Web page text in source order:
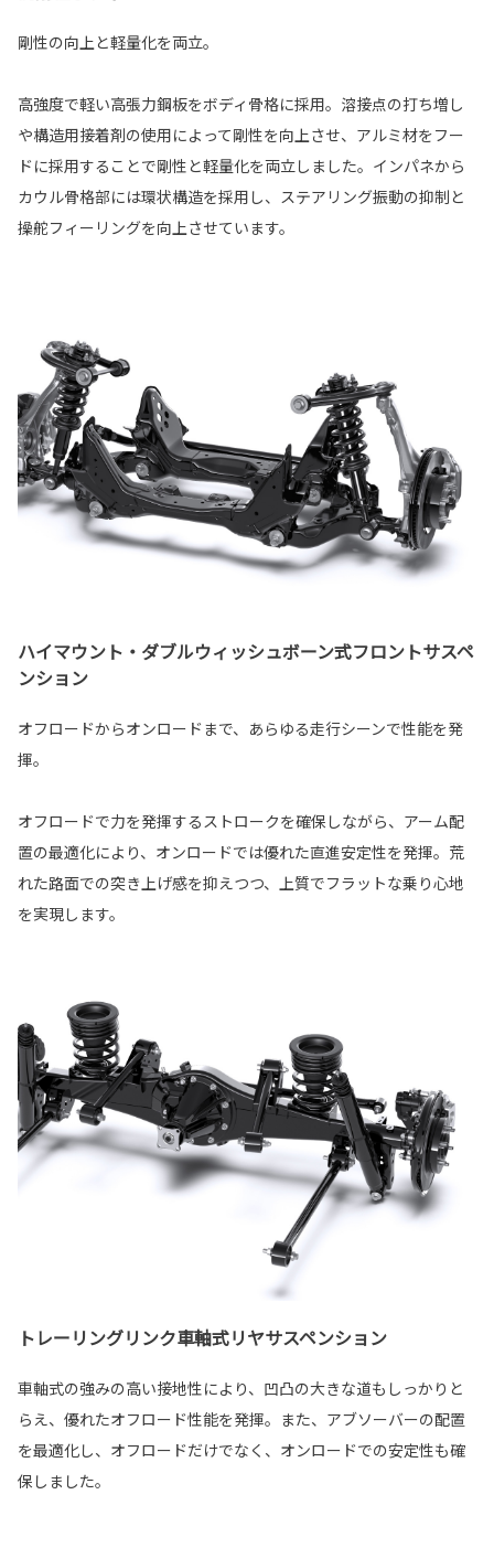
剛性の向上と軽量化を両立。
高強度で軽い高張力鋼板をボディ骨格に採用。溶接点の打ち増し
や構造用接着剤の使用によって剛性を向上させ、アルミ材をフー
ドに採用することで剛性と軽量化を両立しました。インパネから
カウル骨格部には環状構造を採用し、ステアリング振動の抑制と
操舵フィーリングを向上させています。
ハイマウント・ダブルウィッシュボーン式フロントサスペ
ンション
オフロードからオンロードまで、あらゆる走行シーンで性能を発
揮。
オフロードで力を発揮するストロークを確保しながら、アーム配
置の最適化により、オンロードでは優れた直進安定性を発揮。荒
れた路面での突き上げ感を抑えつつ、上質でフラットな乗り心地
を実現します。
トレーリングリンク車軸式リヤサスペンション
車軸式の強みの高い接地性により、凹凸の大きな道もしっかりと
らえ、優れたオフロード性能を発揮。また、アブソーバーの配置
を最適化し、オフロードだけでなく、オンロードでの安定性も確
保しました。